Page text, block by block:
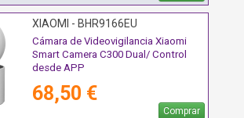
XIAOMI - BHR9166EU
Cámara de Videovigilancia Xiaomi
Smart Camera C300 Dual/ Control
desde APP
68,50 €
Comprar